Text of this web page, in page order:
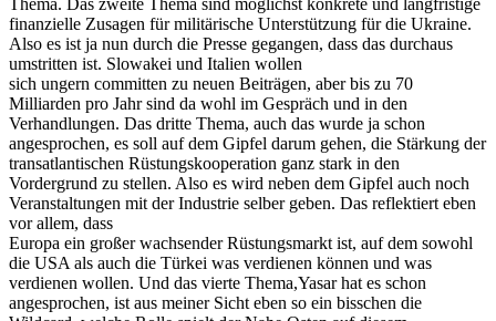
finanzielle Zusagen für militärische Unterstützung für die Ukraine.
Also es ist ja nun durch die Presse gegangen, dass das durchaus
umstritten ist. Slowakei und Italien wollen
sich ungern committen zu neuen Beiträgen, aber bis zu 70
Milliarden pro Jahr sind da wohl im Gespräch und in den
Verhandlungen. Das dritte Thema, auch das wurde ja schon
angesprochen, es soll auf dem Gipfel darum gehen, die Stärkung der
transatlantischen Rüstungskooperation ganz stark in den
Vordergrund zu stellen. Also es wird neben dem Gipfel auch noch
Veranstaltungen mit der Industrie selber geben. Das reflektiert eben
vor allem, dass
Europa ein großer wachsender Rüstungsmarkt ist, auf dem sowohl
die USA als auch die Türkei was verdienen können und was
verdienen wollen. Und das vierte Thema,Yasar hat es schon
angesprochen, ist aus meiner Sicht eben so ein bisschen die